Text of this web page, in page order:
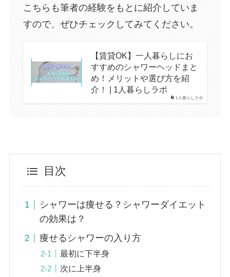
こちらも筆者の経験をもとに紹介していま
すので、ぜひチェックしてみてください。
1人暮らしラボ
【賃貸OK】一人暮らしにお
すすめのシャワーヘッドまと
め！メリットや選び方を紹
介！ | 1人暮らしラボ
目次
シャワーは痩せる？シャワーダイエット
の効果は？
痩せるシャワーの入り方
最初に下半身
次に上半身